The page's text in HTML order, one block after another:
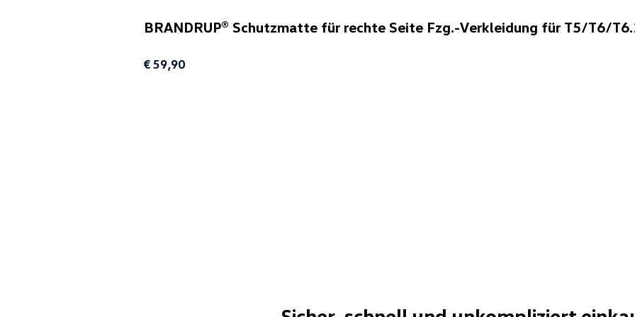
BRANDRUP® Schutzmatte für rechte Seite Fzg.-Verkleidung für T5/T6/
€ 59,90